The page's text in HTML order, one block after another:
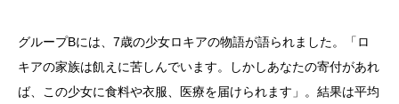
グループBには、7歳の少女ロキアの物語が語られました。「ロ
キアの家族は飢えに苦しんでいます。しかしあなたの寄付があれ
ば、この少女に食料や衣服、医療を届けられます」。結果は平均